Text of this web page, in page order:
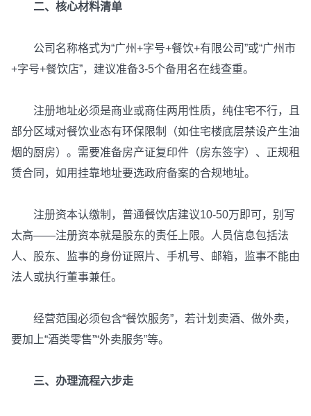
二、核心材料清单
公司名称格式为“广州+字号+餐饮+有限公司”或“广州市
+字号+餐饮店”，建议准备3-5个备用名在线查重。
注册地址必须是商业或商住两用性质，纯住宅不行，且
部分区域对餐饮业态有环保限制（如住宅楼底层禁设产生油
烟的厨房）。需要准备房产证复印件（房东签字）、正规租
赁合同，如用挂靠地址要选政府备案的合规地址。
注册资本认缴制，普通餐饮店建议10-50万即可，别写
太高——注册资本就是股东的责任上限。人员信息包括法
人、股东、监事的身份证照片、手机号、邮箱，监事不能由
法人或执行董事兼任。
经营范围必须包含“餐饮服务”，若计划卖酒、做外卖，
要加上“酒类零售”“外卖服务”等。
三、办理流程六步走